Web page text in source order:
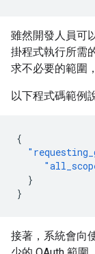
雖然開發人員可
掛程式執行所需
求不必要的範圍
以下程式碼範例
{
}
}
接著，系統會向